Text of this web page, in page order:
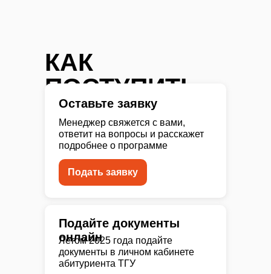
КАК
ПОСТУПИТЬ
Оставьте заявку
Менеджер свяжется с вами,
ответит на вопросы и расскажет
подробнее о программе
Подать заявку
Летом 2025 года подайте
документы в личном кабинете
абитуриента ТГУ
Подайте документы
онлайн